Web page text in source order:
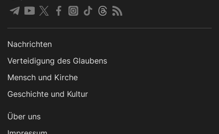
Nachrichten
Verteidigung des Glaubens
Mensch und Kirche
Geschichte und Kultur
Über uns